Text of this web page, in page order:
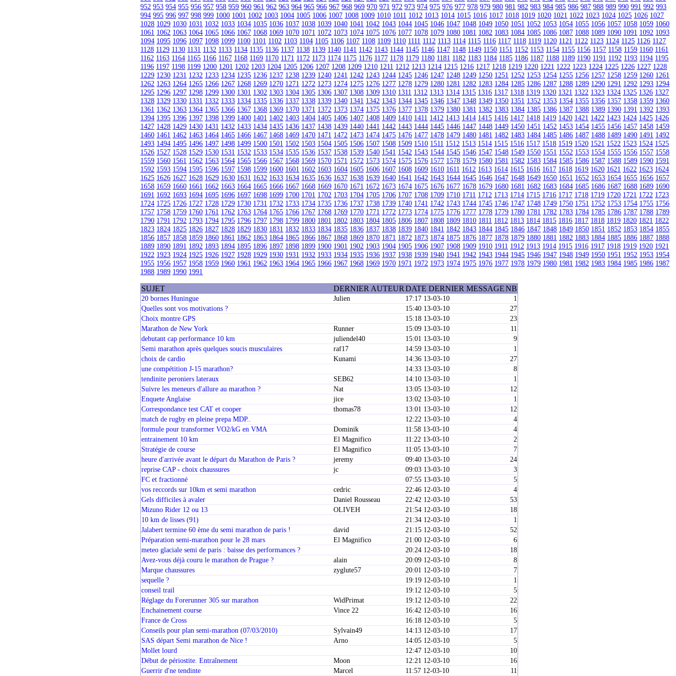
952 953 954 955 956 957 958 959 960 961 962 963 964 965 966 967 968 969 970 971 972 973 974 975 976 977 978 979 980 981 982 983 984 985 986 987 988 989 990 991 992 993
994 995 996 997 998 999 1000 1001 1002 1003 1004 1005 1006 1007 1008 1009 1010 1011 1012 1013 1014 1015 1016 1017 1018 1019 1020 1021 1022 1023 1024 1025 1026 1027
1028 1029 1030 1031 1032 1033 1034 1035 1036 1037 1038 1039 1040 1041 1042 1043 1044 1045 1046 1047 1048 1049 1050 1051 1052 1053 1054 1055 1056 1057 1058 1059 1060
1061 1062 1063 1064 1065 1066 1067 1068 1069 1070 1071 1072 1073 1074 1075 1076 1077 1078 1079 1080 1081 1082 1083 1084 1085 1086 1087 1088 1089 1090 1091 1092 1093
1094 1095 1096 1097 1098 1099 1100 1101 1102 1103 1104 1105 1106 1107 1108 1109 1110 1111 1112 1113 1114 1115 1116 1117 1118 1119 1120 1121 1122 1123 1124 1125 1126 1127
1128 1129 1130 1131 1132 1133 1134 1135 1136 1137 1138 1139 1140 1141 1142 1143 1144 1145 1146 1147 1148 1149 1150 1151 1152 1153 1154 1155 1156 1157 1158 1159 1160 1161
1162 1163 1164 1165 1166 1167 1168 1169 1170 1171 1172 1173 1174 1175 1176 1177 1178 1179 1180 1181 1182 1183 1184 1185 1186 1187 1188 1189 1190 1191 1192 1193 1194 1195
1196 1197 1198 1199 1200 1201 1202 1203 1204 1205 1206 1207 1208 1209 1210 1211 1212 1213 1214 1215 1216 1217 1218 1219 1220 1221 1222 1223 1224 1225 1226 1227 1228
1229 1230 1231 1232 1233 1234 1235 1236 1237 1238 1239 1240 1241 1242 1243 1244 1245 1246 1247 1248 1249 1250 1251 1252 1253 1254 1255 1256 1257 1258 1259 1260 1261
1262 1263 1264 1265 1266 1267 1268 1269 1270 1271 1272 1273 1274 1275 1276 1277 1278 1279 1280 1281 1282 1283 1284 1285 1286 1287 1288 1289 1290 1291 1292 1293 1294
1295 1296 1297 1298 1299 1300 1301 1302 1303 1304 1305 1306 1307 1308 1309 1310 1311 1312 1313 1314 1315 1316 1317 1318 1319 1320 1321 1322 1323 1324 1325 1326 1327
1328 1329 1330 1331 1332 1333 1334 1335 1336 1337 1338 1339 1340 1341 1342 1343 1344 1345 1346 1347 1348 1349 1350 1351 1352 1353 1354 1355 1356 1357 1358 1359 1360
1361 1362 1363 1364 1365 1366 1367 1368 1369 1370 1371 1372 1373 1374 1375 1376 1377 1378 1379 1380 1381 1382 1383 1384 1385 1386 1387 1388 1389 1390 1391 1392 1393
1394 1395 1396 1397 1398 1399 1400 1401 1402 1403 1404 1405 1406 1407 1408 1409 1410 1411 1412 1413 1414 1415 1416 1417 1418 1419 1420 1421 1422 1423 1424 1425 1426
1427 1428 1429 1430 1431 1432 1433 1434 1435 1436 1437 1438 1439 1440 1441 1442 1443 1444 1445 1446 1447 1448 1449 1450 1451 1452 1453 1454 1455 1456 1457 1458 1459
1460 1461 1462 1463 1464 1465 1466 1467 1468 1469 1470 1471 1472 1473 1474 1475 1476 1477 1478 1479 1480 1481 1482 1483 1484 1485 1486 1487 1488 1489 1490 1491 1492
1493 1494 1495 1496 1497 1498 1499 1500 1501 1502 1503 1504 1505 1506 1507 1508 1509 1510 1511 1512 1513 1514 1515 1516 1517 1518 1519 1520 1521 1522 1523 1524 1525
1526 1527 1528 1529 1530 1531 1532 1533 1534 1535 1536 1537 1538 1539 1540 1541 1542 1543 1544 1545 1546 1547 1548 1549 1550 1551 1552 1553 1554 1555 1556 1557 1558
1559 1560 1561 1562 1563 1564 1565 1566 1567 1568 1569 1570 1571 1572 1573 1574 1575 1576 1577 1578 1579 1580 1581 1582 1583 1584 1585 1586 1587 1588 1589 1590 1591
1592 1593 1594 1595 1596 1597 1598 1599 1600 1601 1602 1603 1604 1605 1606 1607 1608 1609 1610 1611 1612 1613 1614 1615 1616 1617 1618 1619 1620 1621 1622 1623 1624
1625 1626 1627 1628 1629 1630 1631 1632 1633 1634 1635 1636 1637 1638 1639 1640 1641 1642 1643 1644 1645 1646 1647 1648 1649 1650 1651 1652 1653 1654 1655 1656 1657
1658 1659 1660 1661 1662 1663 1664 1665 1666 1667 1668 1669 1670 1671 1672 1673 1674 1675 1676 1677 1678 1679 1680 1681 1682 1683 1684 1685 1686 1687 1688 1689 1690
1691 1692 1693 1694 1695 1696 1697 1698 1699 1700 1701 1702 1703 1704 1705 1706 1707 1708 1709 1710 1711 1712 1713 1714 1715 1716 1717 1718 1719 1720 1721 1722 1723
1724 1725 1726 1727 1728 1729 1730 1731 1732 1733 1734 1735 1736 1737 1738 1739 1740 1741 1742 1743 1744 1745 1746 1747 1748 1749 1750 1751 1752 1753 1754 1755 1756
1757 1758 1759 1760 1761 1762 1763 1764 1765 1766 1767 1768 1769 1770 1771 1772 1773 1774 1775 1776 1777 1778 1779 1780 1781 1782 1783 1784 1785 1786 1787 1788 1789
1790 1791 1792 1793 1794 1795 1796 1797 1798 1799 1800 1801 1802 1803 1804 1805 1806 1807 1808 1809 1810 1811 1812 1813 1814 1815 1816 1817 1818 1819 1820 1821 1822
1823 1824 1825 1826 1827 1828 1829 1830 1831 1832 1833 1834 1835 1836 1837 1838 1839 1840 1841 1842 1843 1844 1845 1846 1847 1848 1849 1850 1851 1852 1853 1854 1855
1856 1857 1858 1859 1860 1861 1862 1863 1864 1865 1866 1867 1868 1869 1870 1871 1872 1873 1874 1875 1876 1877 1878 1879 1880 1881 1882 1883 1884 1885 1886 1887 1888
1889 1890 1891 1892 1893 1894 1895 1896 1897 1898 1899 1900 1901 1902 1903 1904 1905 1906 1907 1908 1909 1910 1911 1912 1913 1914 1915 1916 1917 1918 1919 1920 1921
1922 1923 1924 1925 1926 1927 1928 1929 1930 1931 1932 1933 1934 1935 1936 1937 1938 1939 1940 1941 1942 1943 1944 1945 1946 1947 1948 1949 1950 1951 1952 1953 1954
1955 1956 1957 1958 1959 1960 1961 1962 1963 1964 1965 1966 1967 1968 1969 1970 1971 1972 1973 1974 1975 1976 1977 1978 1979 1980 1981 1982 1983 1984 1985 1986 1987
1988 1989 1990 1991
SUJET DERNIER AUTEUR DATE DERNIER MESSAGENB
20 bornes Huningue Julien 17:17 13-03-10
1
Quelles sont vos motivations ?
15:40 13-03-10
27
Choix montre GPS
15:18 13-03-10
23
Marathon de New York
Runner 15:09 13-03-10
11
debutant cap performance 10 km
juliendel40 15:01 13-03-10
9
Semi marathon après quelques soucis musculaires
raf17 14:59 13-03-10
1
choix de cardio
Kunami 14:36 13-03-10
27
une compétition J-15 marathon?
14:33 13-03-10
8
tendinite peroniers lateraux
SEB62 14:10 13-03-10
1
Suivre les meneurs d'allure au marathon ?
Nat 13:05 13-03-10
12
Enquete Anglaise
jice 13:02 13-03-10
1
Correspondance test CAT et cooper
thomas78 13:01 13-03-10
12
match de rugby en pleine prepa MDP..
12:22 13-03-10
4
formule pour transformer VO2/kG en VMA
Dominik 11:58 13-03-10
4
entrainement 10 km
El Magnifico 11:22 13-03-10
2
Stratégie de course
El Magnifico 11:05 13-03-10
7
heure d'arrivée avant le départ du Marathon de Paris ?
jeremy 09:40 13-03-10
24
reprise CAP - choix chaussures
jc 09:03 13-03-10
3
FC et fractionné
07:55 13-03-10
5
vos reccords sur 10km et semi marathon
cedric 22:46 12-03-10
4
Gels difficiles à avaler
Daniel Rousseau 22:42 12-03-10
53
Mizuno Rider 12 ou 13
OLIVEH 21:54 12-03-10
18
10 km de lisses (91)
21:34 12-03-10
1
Jalabert termine 60 ème du semi marathon de paris !
david 21:15 12-03-10
52
Préparation semi-marathon pour le 28 mars
El Magnifico 21:00 12-03-10
6
meteo glaciale semi de paris : baisse des performances ?
20:24 12-03-10
18
Avez-vous déjà couru le marathon de Prague ?
alain 20:09 12-03-10
8
Marque chaussures
zyglute57 20:01 12-03-10
7
sequelle ?
19:19 12-03-10
1
conseil trail
19:12 12-03-10
5
Réglage du Forerunner 305 sur marathon
WidPrimat 19:12 12-03-10
22
Enchainement course
Vince 22 16:42 12-03-10
16
France de Cross
16:18 12-03-10
5
Conseils pour plan semi-marathon (07/03/2010)
Sylvain49 14:13 12-03-10
17
SAS départ Semi marathon de Nice !
Arno 14:05 12-03-10
5
Mollet lourd
12:47 12-03-10
10
Début de périostite. Entraînement
Moon 12:21 12-03-10
16
Guerrir d'ne tendinte
Marcel 11:57 12-03-10 11